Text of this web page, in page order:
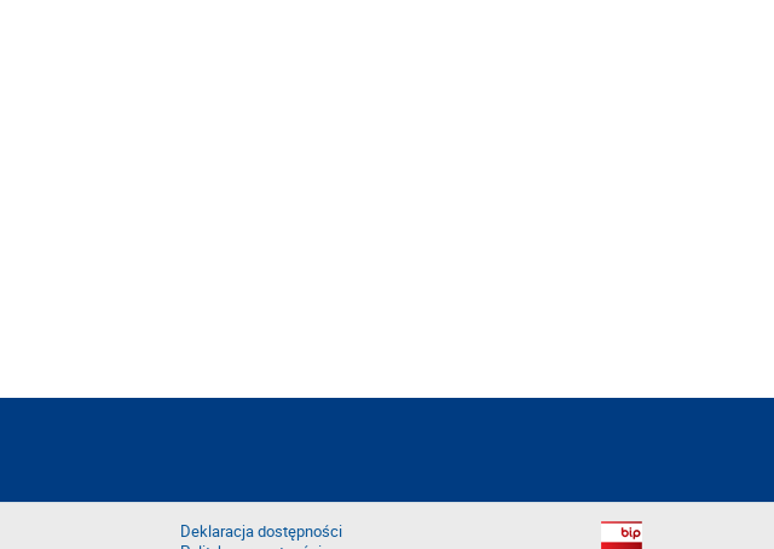
Deklaracja dostępności